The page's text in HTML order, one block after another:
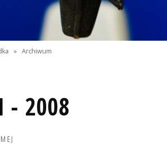
» Archiwum
- 2008